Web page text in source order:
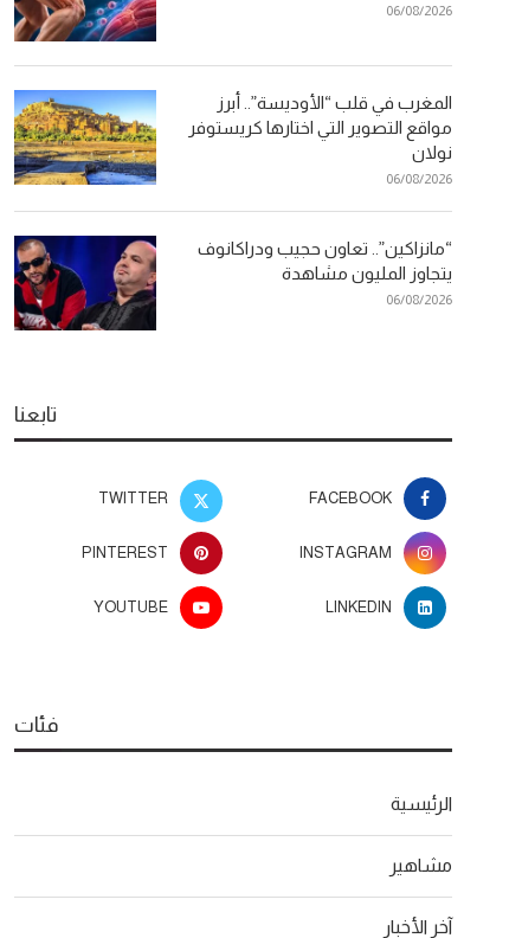
06/08/2026
المغرب في قلب “الأوديسة”.. أبرز
مواقع التصوير التي اختارها كريستوفر
نولان
06/08/2026
“مانزاكين”.. تعاون حجيب ودراكانوف
يتجاوز المليون مشاهدة
06/08/2026
تابعنا
FACEBOOK
TWITTER
INSTAGRAM
PINTEREST
LINKEDIN
YOUTUBE
فئات
الرئيسية
مشاهير
آخر الأخبار